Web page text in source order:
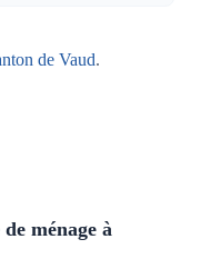
de Vaud.
ménage à